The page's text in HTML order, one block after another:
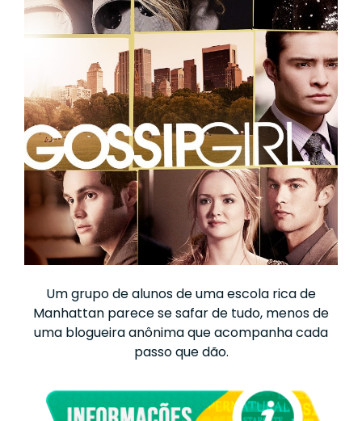
Um grupo de alunos de uma escola rica de
Manhattan parece se safar de tudo, menos de
uma blogueira anônima que acompanha cada
passo que dão.